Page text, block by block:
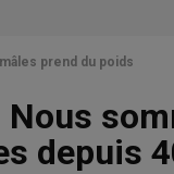
prend du poids
Nous
depuis